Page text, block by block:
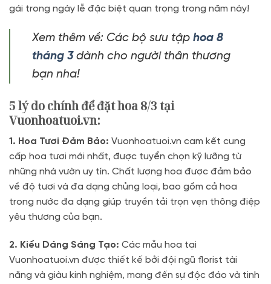
gái trong ngày lễ đặc biệt quan trọng trong năm này!
Xem thêm về: Các bộ sưu tập hoa 8
tháng 3dành cho người thân thương
bạn nha!
5 lý do chính để đặt hoa 8/3 tại
Vuonhoatuoi.vn:
1. Hoa Tươi Đảm Bảo: Vuonhoatuoi.vn cam kết cung
cấp hoa tươi mới nhất, được tuyển chọn kỹ lưỡng từ
những nhà vườn uy tín. Chất lượng hoa được đảm bảo
về độ tươi và đa dạng chủng loại, bao gồm cả hoa
trong nước đa dạng giúp truyền tải trọn vẹn thông điệp
yêu thương của bạn.
2. Kiểu Dáng Sáng Tạo: Các mẫu hoa tại
Vuonhoatuoi.vn được thiết kế bởi đội ngũ florist tài
năng và giàu kinh nghiệm, mang đến sự độc đáo và tinh